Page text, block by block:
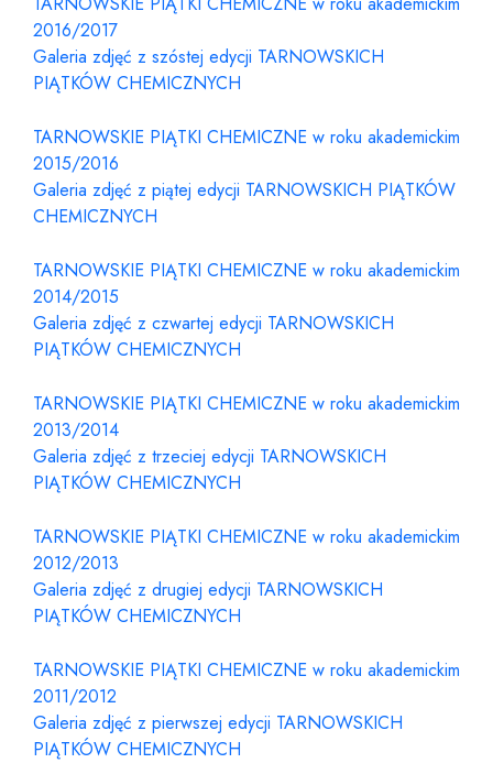
2016/2017
Galeria zdjęć z szóstej edycji TARNOWSKICH
PIĄTKÓW CHEMICZNYCH
TARNOWSKIE PIĄTKI CHEMICZNE w roku akademickim
2015/2016
Galeria zdjęć z piątej edycji TARNOWSKICH PIĄTKÓW
CHEMICZNYCH
TARNOWSKIE PIĄTKI CHEMICZNE w roku akademickim
2014/2015
Galeria zdjęć z czwartej edycji TARNOWSKICH
PIĄTKÓW CHEMICZNYCH
TARNOWSKIE PIĄTKI CHEMICZNE w roku akademickim
2013/2014
Galeria zdjęć z trzeciej edycji TARNOWSKICH
PIĄTKÓW CHEMICZNYCH
TARNOWSKIE PIĄTKI CHEMICZNE w roku akademickim
2012/2013
Galeria zdjęć z drugiej edycji TARNOWSKICH
PIĄTKÓW CHEMICZNYCH
TARNOWSKIE PIĄTKI CHEMICZNE w roku akademickim
2011/2012
Galeria zdjęć z pierwszej edycji TARNOWSKICH
PIĄTKÓW CHEMICZNYCH